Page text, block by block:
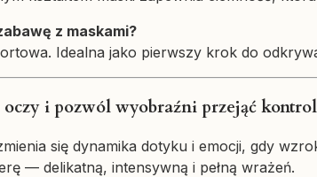
z maskami?
Idealna jako pierwszy krok do
i pozwól wyobraźni przejąć
się dynamika dotyku i emocji, gdy
— delikatną, intensywną i pełną wrażeń.